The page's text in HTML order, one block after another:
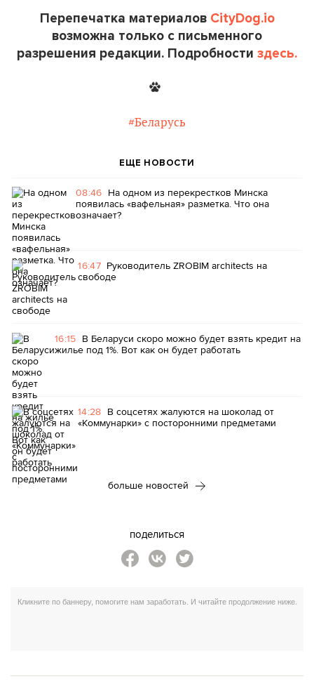
Перепечатка материалов CityDog.io
возможна только с письменного
разрешения редакции. Подробности здесь.
#Беларусь
ЕЩЕ НОВОСТИ
08:46 На одном из перекрестков Минска
появилась «вафельная» разметка. Что она
означает?
16:47 Руководитель ZROBIM architects на
свободе
16:15 В Беларуси скоро можно будет взять кредит на
жилье под 1%. Вот как он будет работать
14:28 В соцсетях жалуются на шоколад от
«Коммунарки» с посторонними предметами
больше новостей
поделиться